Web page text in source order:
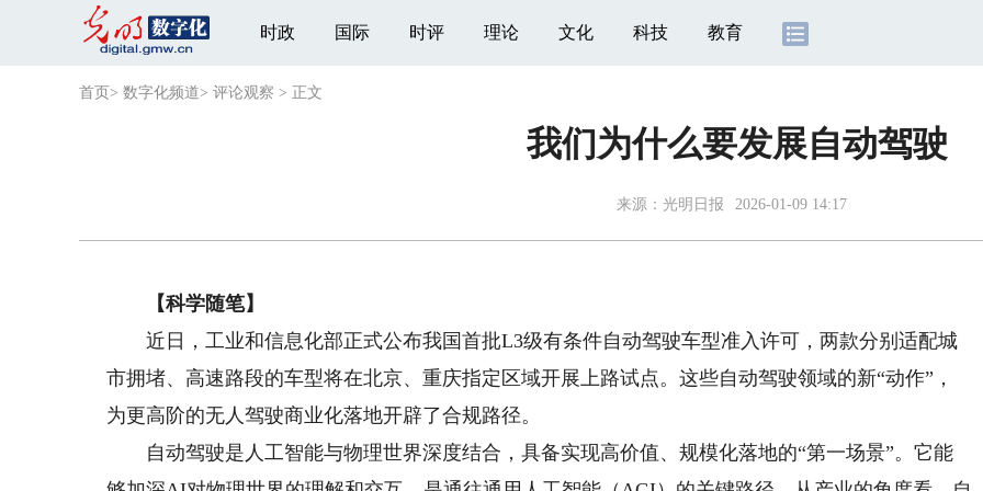
时政 国际 时评 理论 文化 科技 教育
首页 > 数字化频道> 评论观察 > 正文
我们为什么要发展自动驾驶
来源： 光明日报 2026-01-09 14:17
【科学随笔】
近日，工业和信息化部正式公布我国首批L3级有条件自动驾驶车型准入许可，两款分别适配城
市拥堵、高速路段的车型将在北京、重庆指定区域开展上路试点。这些自动驾驶领域的新“动作”，
为更高阶的无人驾驶商业化落地开辟了合规路径。
自动驾驶是人工智能与物理世界深度结合，具备实现高价值、规模化落地的“第一场景”。它能